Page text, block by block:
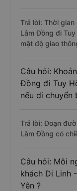
Trả lời: Thời
Lâm Đồng đi
mật độ giao
Câu hỏi:
Đồng đi Tuy
nếu di chuyển
Trả lời: Đoạn
Lâm Đồng có
Câu hỏi: Mỗi
khách Di Linh
Yên ?